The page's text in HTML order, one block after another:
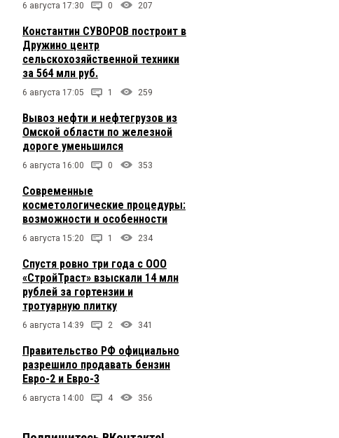
6 августа 17:30 0 207
Константин СУВОРОВ построит в
Дружино центр
сельскохозяйственной техники
за 564 млн руб.
6 августа 17:05 1 259
Вывоз нефти и нефтегрузов из
Омской области по железной
дороге уменьшился
6 августа 16:00 0 353
Современные
косметологические процедуры:
возможности и особенности
6 августа 15:20 1 234
Спустя ровно три года с ООО
«СтройТраст» взыскали 14 млн
рублей за гортензии и
тротуарную плитку
6 августа 14:39 2 341
Правительство РФ официально
разрешило продавать бензин
Евро-2 и Евро-3
6 августа 14:00 4 356